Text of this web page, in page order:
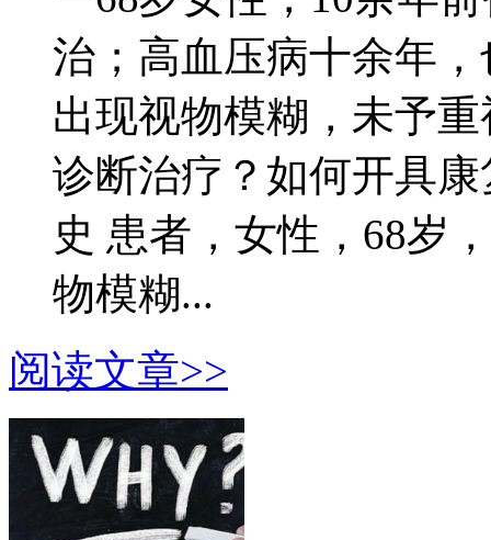
治；高血压病十余年
出现视物模糊，未予
诊断治疗？如何开具
史 患者，女性，68岁
物模糊...
阅读文章>>